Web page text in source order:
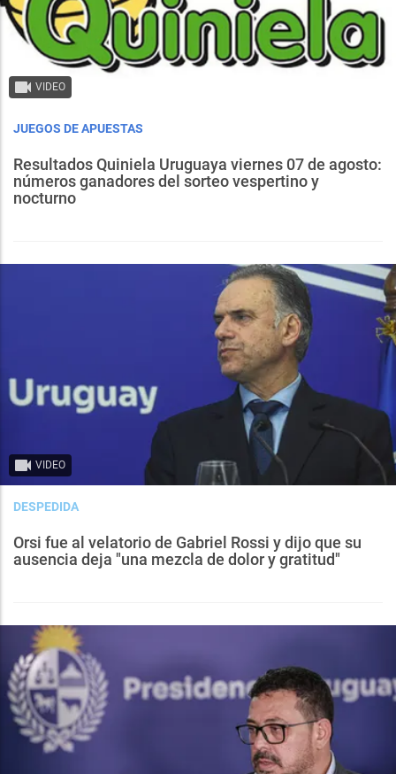
VIDEO
JUEGOS DE APUESTAS
Resultados Quiniela Uruguaya viernes 07 de agosto:
números ganadores del sorteo vespertino y
nocturno
VIDEO
DESPEDIDA
Orsi fue al velatorio de Gabriel Rossi y dijo que su
ausencia deja "una mezcla de dolor y gratitud"